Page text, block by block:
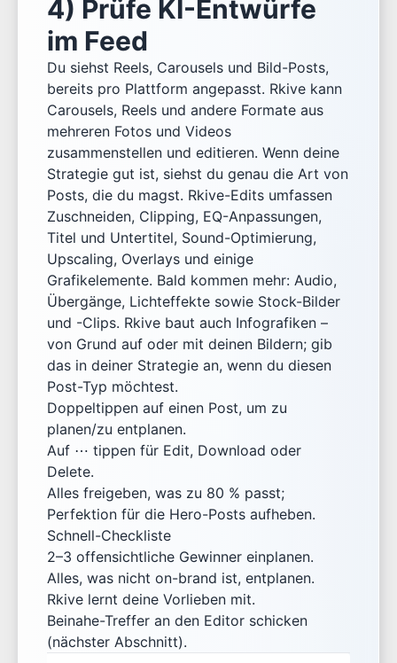
4) Prüfe KI-Entwürfe
im Feed
Du siehst Reels, Carousels und Bild-Posts,
bereits pro Plattform angepasst. Rkive kann
Carousels, Reels und andere Formate aus
mehreren Fotos und Videos
zusammenstellen und editieren. Wenn deine
Strategie gut ist, siehst du genau die Art von
Posts, die du magst. Rkive-Edits umfassen
Zuschneiden, Clipping, EQ-Anpassungen,
Titel und Untertitel, Sound-Optimierung,
Upscaling, Overlays und einige
Grafikelemente. Bald kommen mehr: Audio,
Übergänge, Lichteffekte sowie Stock-Bilder
und -Clips. Rkive baut auch Infografiken –
von Grund auf oder mit deinen Bildern; gib
das in deiner Strategie an, wenn du diesen
Post-Typ möchtest.
Doppeltippen auf einen Post, um zu
planen/zu entplanen.
Auf ⋯ tippen für Edit, Download oder
Delete.
Alles freigeben, was zu 80 % passt;
Perfektion für die Hero-Posts aufheben.
Schnell-Checkliste
2–3 offensichtliche Gewinner einplanen.
Alles, was nicht on-brand ist, entplanen.
Rkive lernt deine Vorlieben mit.
Beinahe-Treffer an den Editor schicken
(nächster Abschnitt).